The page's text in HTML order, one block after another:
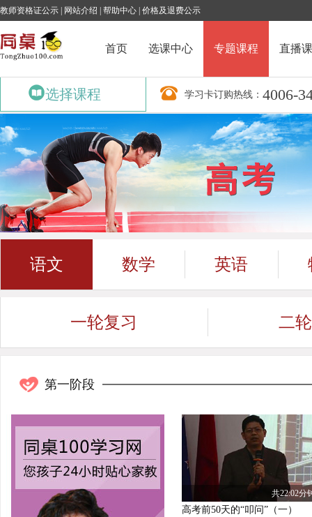
教师资格证公示 网站介绍 帮助中心 价格及退费公示
首页 选课中心 专题课程 直播
学习卡订购热线： 4006-
选择课程
语文 数学 英语
一轮复习 二
第一阶段
共22:02分
高考前50天的“叩问”（一）